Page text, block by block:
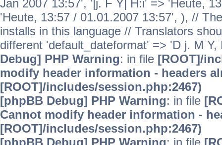
Jan 2007 13:57', '|j. F Y| H:i' => 'Heute,
'Heute, 13:57 / 01.01.2007 13:57', ), //
installs in this language // Translators
different 'default_dateformat' => 'D j. M
Debug] PHP Warning: in file [ROOT]/
modify header information - headers
[ROOT]/includes/session.php:2467)
[phpBB Debug] PHP Warning: in file
Cannot modify header information -
[ROOT]/includes/session.php:2467)
[phpBB Debug] PHP Warning: in file